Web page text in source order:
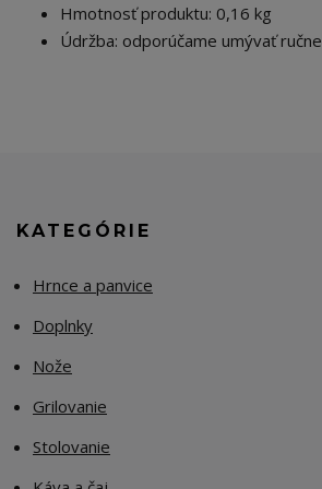
Hmotnosť produktu: 0,16 kg
Údržba: odporúčame umývať ručne
KATEGÓRIE
Hrnce a panvice
Doplnky
Nože
Grilovanie
Stolovanie